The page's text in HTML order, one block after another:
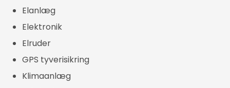
Elanlæg
Elektronik
Elruder
GPS tyverisikring
Klimaanlæg